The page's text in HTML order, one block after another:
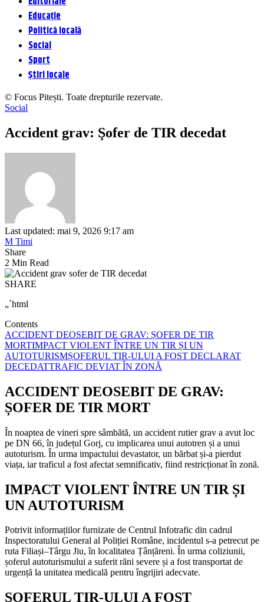
Educație
Politică locală
Social
Sport
Știri locale
© Focus Pitești. Toate drepturile rezervate.
Social
Accident grav: Şofer de TIR decedat
Last updated: mai 9, 2026 9:17 am
M Timi
Share
2 Min Read
SHARE
„`html
Contents
ACCIDENT DEOSEBIT DE GRAV: ȘOFER DE TIR
MORTIMPACT VIOLENT ÎNTRE UN TIR ȘI UN
AUTOTURISMȘOFERUL TIR-ULUI A FOST DECLARAT
DECEDATTRAFIC DEVIAT ÎN ZONĂ
ACCIDENT DEOSEBIT DE GRAV:
ȘOFER DE TIR MORT
În noaptea de vineri spre sâmbătă, un accident rutier grav a avut loc
pe DN 66, în județul Gorj, cu implicarea unui autotren și a unui
autoturism. În urma impactului devastator, un bărbat și-a pierdut
viața, iar traficul a fost afectat semnificativ, fiind restricționat în zonă.
IMPACT VIOLENT ÎNTRE UN TIR ȘI
UN AUTOTURISM
Potrivit informațiilor furnizate de Centrul Infotrafic din cadrul
Inspectoratului General al Poliției Române, incidentul s-a petrecut pe
ruta Filiași–Târgu Jiu, în localitatea Țânțăreni. În urma coliziunii,
șoferul autoturismului a suferit răni severe și a fost transportat de
urgență la unitatea medicală pentru îngrijiri adecvate.
ȘOFERUL TIR-ULUI A FOST